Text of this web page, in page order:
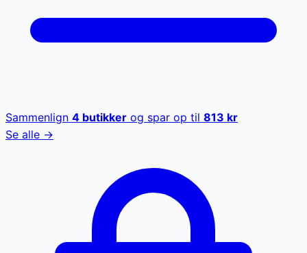
Sammenlign 4 butikker og spar op til 813 kr
Se alle →